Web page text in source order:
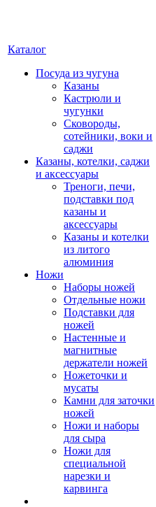
Каталог
Посуда из чугуна
Казаны
Кастрюли и
чугунки
Сковороды,
сотейники, воки и
саджи
Казаны, котелки, саджи
и аксессуары
Треноги, печи,
подставки под
казаны и
аксессуары
Казаны и котелки
из литого
алюминия
Ножи
Наборы ножей
Отдельные ножи
Подставки для
ножей
Настенные и
магнитные
держатели ножей
Ножеточки и
мусаты
Камни для заточки
ножей
Ножи и наборы
для сыра
Ножи для
специальной
нарезки и
карвинга